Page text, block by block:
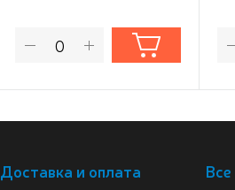
Доставка и оплата